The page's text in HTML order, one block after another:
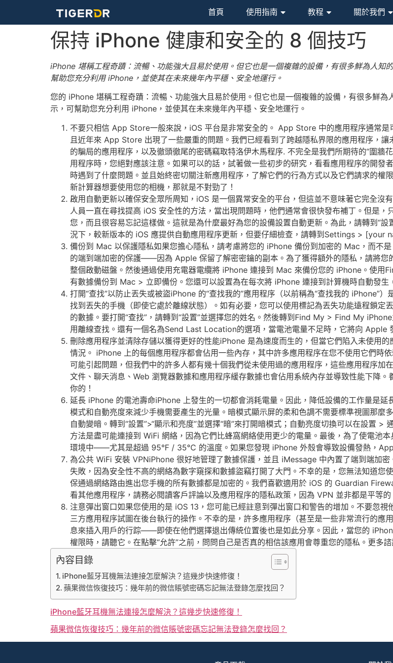
首頁 使用指南 教程 關於我們
保持 iPhone 健康和安全的 8 個技巧
iPhone 堪稱工程奇蹟：流暢、功能強大且易於使用。但它也是一個複雜的設備，有很多鮮為人
幫助您充分利用 iPhone，並使其在未來幾年內平穩、安全地運行。
您的 iPhone 堪稱工程奇蹟：流暢、功能強大且易於使用。但它也是一個複雜的設備，有很多鮮
示，可幫助您充分利用 iPhone，並使其在未來幾年內平穩、安全地運行。
不要只相信 App Store一般來說，iOS 平台是非常安全的。 App Store 中的應用程序通常是
且近年來 App Store 出現了一些嚴重的問題。我們已經看到了跨越隱私界限的應用程序，
的騙局的應用程序，以及徹頭徹尾的密碼竊取特洛伊木馬程序. 不完全是我們所期待的“圍牆
用程序時，您絕對應該注意。如果可以的話，試著做一些初步的研究，看看應用程序的開發
時遇到了什麼問題。並且始終密切關注新應用程序，了解它們的行為方式以及它們請求的
新計算器想要使用您的相機，那就是不對勁了！
啟用自動更新以確保安全眾所周知，iOS 是一個異常安全的平台，但這並不意味著它完全
人員一直在尋找提高 iOS 安全性的方法，當出現問題時，他們通常會很快發布補丁。但是
您，而且很容易忘記這樣做。這就是為什麼最好為您的設備設置自動更新。為此，請轉到“設
況下，較新版本的 iOS 應提供自動應用程序更新，但要仔細檢查，請轉到Settings > [your
備份到 Mac 以保護隱私如果您擔心隱私，請考慮將您的 iPhone 備份到加密的 Mac，而不
的端到端加密的保護——因為 Apple 保留了解密密鑰的副本。為了獲得額外的隱私，請將您
整個啟動磁盤。然後通過使用充電器電纜將 iPhone 連接到 Mac 來備份您的 iPhone。使
有數據備份到 Mac > 立即備份。您還可以設置為在每次將 iPhone 連接到計算機時自動發
打開“查找”以防止丟失或被盜iPhone 的“查找我的”應用程序（以前稱為“查找我的 iPhone”
找到丟失的手機（即使它處於離線狀態）。如有必要，您可以使用標記為丟失功能遠程鎖定
的數據。要打開“查找”，請轉到“設置”並選擇您的姓名。然後轉到Find My > Find My
用離線查找。還有一個名為Send Last Location的選項，當電池電量不足時，它將向 Apple
刪除應用程序並清除存儲以獲得更好的性能iPhone 是為速度而生的，但當它們陷入未使用
情況。 iPhone 上的每個應用程序都會佔用一些內存，其中許多應用程序在您不使用它們時
可能引起問題，但我們中的許多人都有幾十個我們從未使用過的應用程序，這些應用程序加
文件、聊天消息、Web 瀏覽器數據和應用程序緩存數據也會佔用系統內存並導致性能下降
你的！
延長 iPhone 的電池壽命iPhone 上發生的一切都會消耗電量。因此，降低設備的工作量是
模式和自動亮度來減少手機需要產生的光量。暗模式顯示屏的柔和色調不需要標準視圖那
自動變暗。轉到“設置”>“顯示和亮度”並選擇“暗”來打開暗模式；自動亮度切換可以在設置
方法是盡可能連接到 WiFi 網絡，因為它們比蜂窩網絡使用更少的電量。最後，為了使電池
環境中——尤其是超過 95°F / 35°C 的溫度。如果您發現 iPhone 外殼會導致設備發熱，
為公共 WiFi 安裝 VPNiPhone 很好地管理了數據保護，並且 iMessage 中內置了端到端加
失敗，因為安全性不高的網絡為數字窺探和數據盜竊打開了大門。不幸的是，您無法知道
保通過網絡路由進出您手機的所有數據都是加密的。我們喜歡適用於 iOS 的 Guardian
看其他應用程序，請務必閱讀客戶評論以及應用程序的隱私政策，因為 VPN 並非都是平等
注意彈出窗口如果您使用的是 iOS 13，您可能已經註意到彈出窗口和警告的增加。不要忽
三方應用程序試圖在後台執行的操作。不幸的是，許多應用程序（甚至是一些非常流行的
息來插入用戶的行踪——即使在他們選擇退出傳統位置後也是如此分享。因此，當您的
權限時，請聽它。在點擊“允許”之前，問問自己是否真的相信該應用會尊重您的隱私。更多諮
內容目錄
iPhone藍牙耳機無法連接怎麼解決？這幾步快速修復！
蘋果微信恢復技巧：幾年前的微信賬號密碼忘記無法登錄怎麼找回？
iPhone藍牙耳機無法連接怎麼解決？這幾步快速修復！
蘋果微信恢復技巧：幾年前的微信賬號密碼忘記無法登錄怎麼找回？